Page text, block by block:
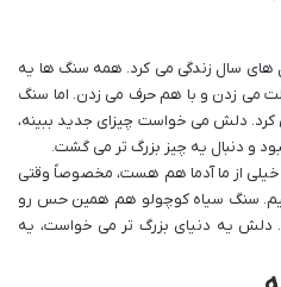
های سال زندگی می کرد. همه سنگ ها یه
می زدن و با هم حرف می زدن. اما سنگ
دلش می خواست چیزای جدید ببینه،
و دنبال یه چیز بزرگ تر می گشت.
خیلی از ما آدما هم هست، مخصوصاً وقتی
سنگ سیاه کوچولو هم همین حس رو
یه دنیای بزرگ تر می خواست، یه